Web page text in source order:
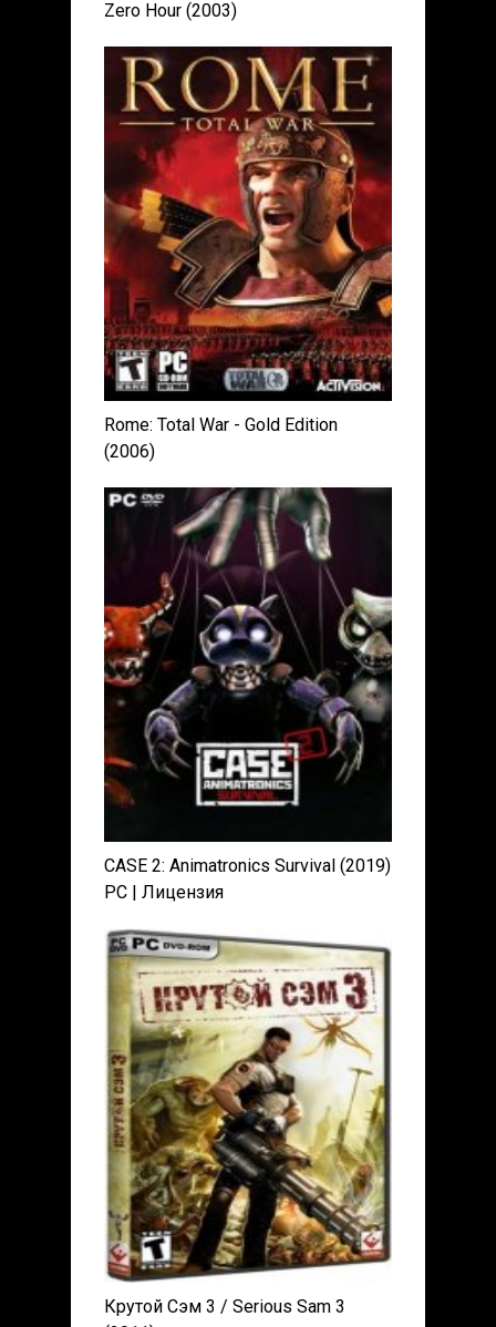
Zero Hour (2003)
Rome: Total War - Gold Edition
(2006)
CASE 2: Animatronics Survival (2019)
PC | Лицензия
Крутой Сэм 3 / Serious Sam 3